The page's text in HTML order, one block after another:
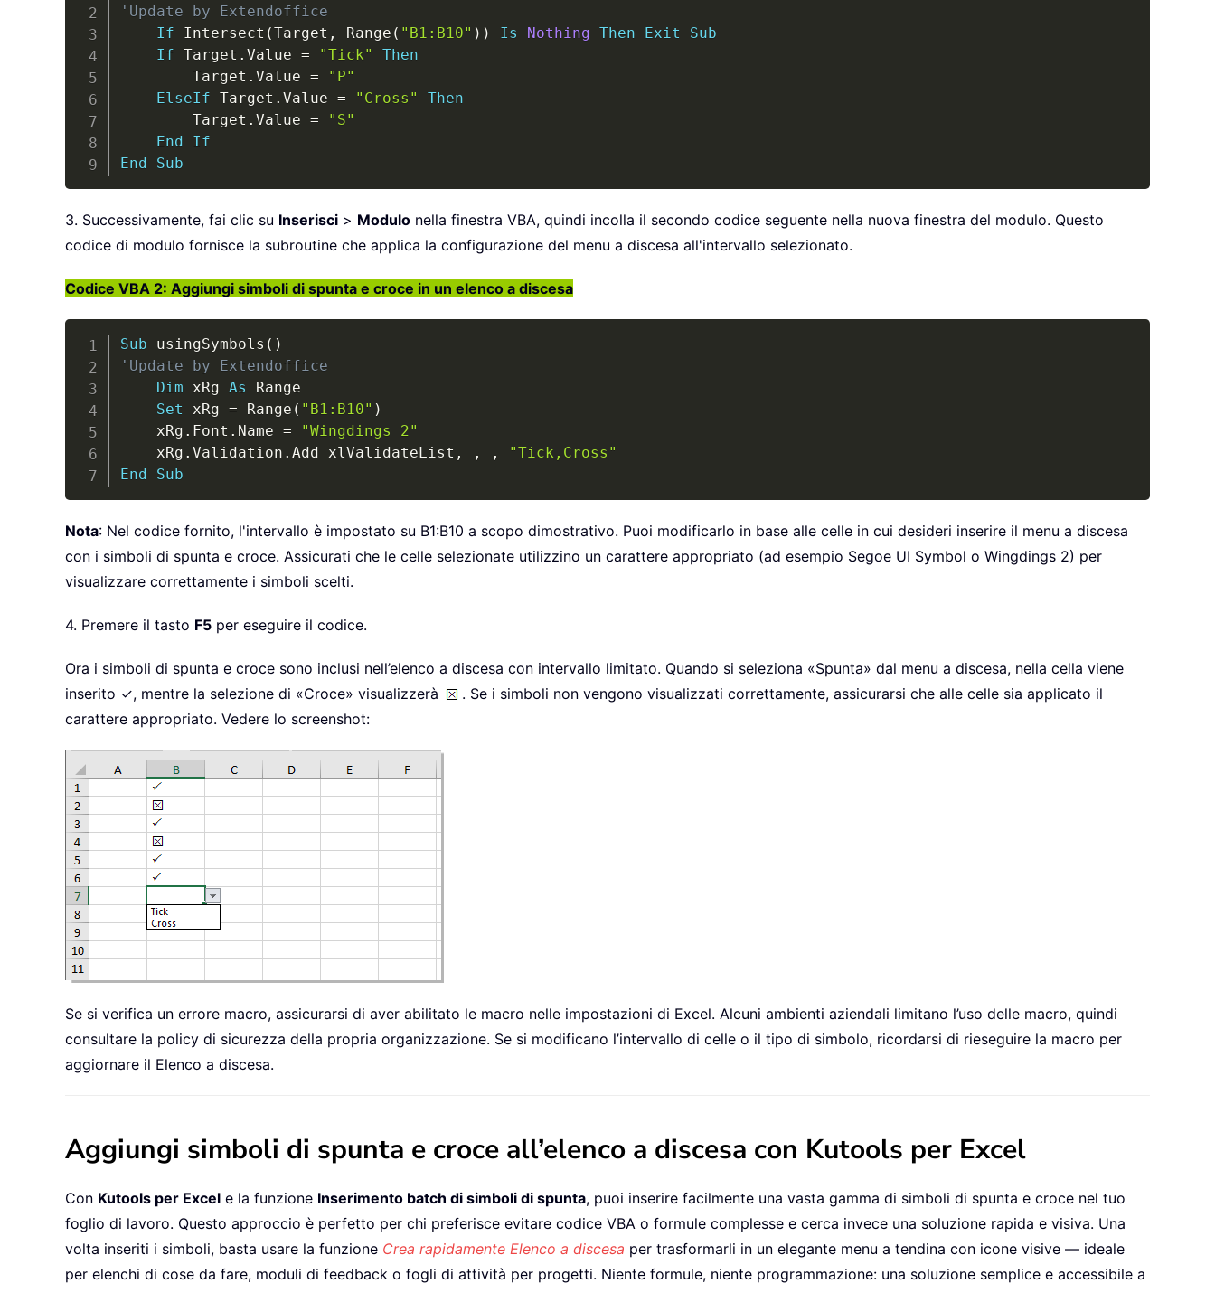
'Update by Extendoffice
If Intersect (Target , Range ( "B1:B10" ) ) Is Nothing Then Exit
Sub
If Target . Value = "Tick"
Then
        Target
. Value =
"P"
ElseIf Target . Value = "Cross"
Then
        Target
. Value =
"S"
End
If
End
Sub
3. Successivamente, fai clic su Inserisci > Modulo nella finestra VBA, quindi incolla il secondo codice seguente nella nuova finestra del modulo. Questo
codice di modulo fornisce la subroutine che applica la configurazione del menu a discesa all'intervallo selezionato.
Codice VBA 2: Aggiungi simboli di spunta e croce in un elenco a discesa
Sub usingSymbols ( )
'Update by Extendoffice
Dim xRg As Range
Set xRg = Range ( "B1:B10" )
    xRg
. Font . Name =
"Wingdings 2"
    xRg
. Validation . Add xlValidateList , , ,
"Tick,Cross"
End
Sub
Nota: Nel codice fornito, l'intervallo è impostato su B1:B10 a scopo dimostrativo. Puoi modificarlo in base alle celle in cui desideri inserire il menu a discesa
con i simboli di spunta e croce. Assicurati che le celle selezionate utilizzino un carattere appropriato (ad esempio Segoe UI Symbol o Wingdings 2) per
visualizzare correttamente i simboli scelti.
4. Premere il tasto F5 per eseguire il codice.
Ora i simboli di spunta e croce sono inclusi nell’elenco a discesa con intervallo limitato. Quando si seleziona «Spunta» dal menu a discesa, nella cella viene
inserito ✓, mentre la selezione di «Croce» visualizzerà
. Se i simboli non vengono visualizzati correttamente, assicurarsi che alle celle sia applicato il
carattere appropriato. Vedere lo screenshot:
Se si verifica un errore macro, assicurarsi di aver abilitato le macro nelle impostazioni di Excel. Alcuni ambienti aziendali limitano l’uso delle macro, quindi
consultare la policy di sicurezza della propria organizzazione. Se si modificano l’intervallo di celle o il tipo di simbolo, ricordarsi di rieseguire la macro per
aggiornare il Elenco a discesa.
Aggiungi simboli di spunta e croce all’elenco a discesa con Kutools per Excel
Con Kutools per Excel e la funzione Inserimento batch di simboli di spunta, puoi inserire facilmente una vasta gamma di simboli di spunta e croce nel tuo
foglio di lavoro. Questo approccio è perfetto per chi preferisce evitare codice VBA o formule complesse e cerca invece una soluzione rapida e visiva. Una
volta inseriti i simboli, basta usare la funzione Crea rapidamente Elenco a discesa per trasformarli in un elegante menu a tendina con icone visive — ideale
per elenchi di cose da fare, moduli di feedback o fogli di attività per progetti. Niente formule, niente programmazione: una soluzione semplice e accessibile a